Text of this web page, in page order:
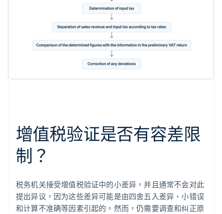
增值税验证是否有容差限
制？
税务机关接受增值税验证中的小差异，并且通常不会对此
提出异议，因为这些差异可能是由四舍五入差异、小错误
和计算不准确等因素引起的。然而，仍需要调查和纠正原